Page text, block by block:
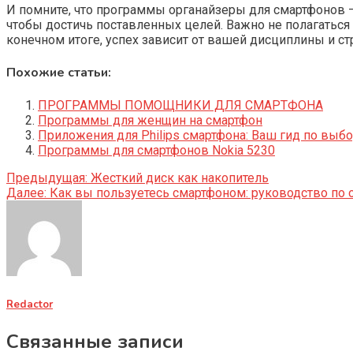
И помните, что программы органайзеры для смартфонов
чтобы достичь поставленных целей. Важно не
конечном итоге, успех зависит от вашей дисциплины и
Похожие статьи:
ПРОГРАММЫ ПОМОЩНИКИ ДЛЯ СМАРТФОНА
Программы для женщин на смартфон
Приложения для Philips смартфона: Ваш гид по
Программы для смартфонов Nokia 5230
Навигация
по
записям
Предыдущая: Жесткий диск как накопитель
Далее: Как вы пользуетесь смартфоном: руководство по
Redactor
Связанные записи